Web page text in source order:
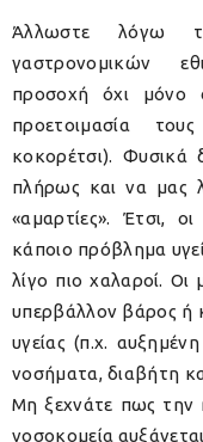
Άλλωστε λόγω
γαστρονομικών
προσοχή όχι μόνο
προετοιμασία
κοκορέτσι). Φυσικά
πλήρως και να μας
«αμαρτίες». Έτσι,
κάποιο πρόβλημα
λίγο πιο χαλαροί.
υπερβάλλον βάρος ή
υγείας (π.χ.
νοσήματα, διαβήτη
Μη ξεχνάτε πως την
νοσοκομεία